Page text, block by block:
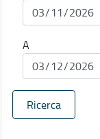
A
Ricerca